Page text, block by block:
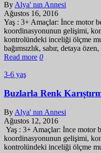
By Alya' nın Annesi
Ağustos 16, 2016
Yaş : 3+ Amaçlar: İnce motor
koordinasyonunun gelişimi,
kontrolündeki inceliği ölçme
bağımsızlık, sabır, detaya
Read more 0
3-6 yaş
Buzlarla Renk
By Alya' nın Annesi
Ağustos 12, 2016
Yaş : 3+ Amaçlar: İnce motor
koordinasyonunun gelişimi,
kontrolündeki inceliği ölçme